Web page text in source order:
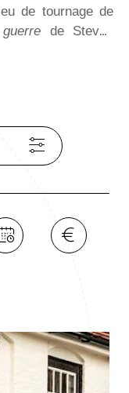
de tournage de
de Steven
fortune de la ville
méritent une